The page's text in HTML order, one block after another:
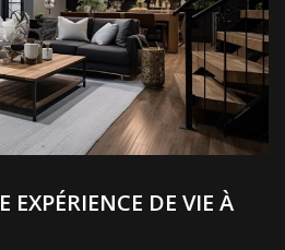
EXPÉRIENCE DE VIE À